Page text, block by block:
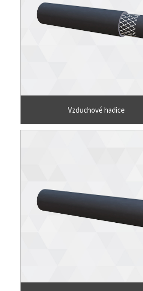
Vzduchové hadice